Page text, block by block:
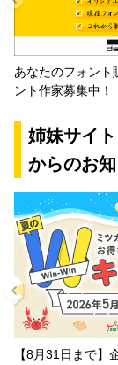
あなたのフォント
ント作家募集中！
姉妹サイト
からのお
【8月31日まで】